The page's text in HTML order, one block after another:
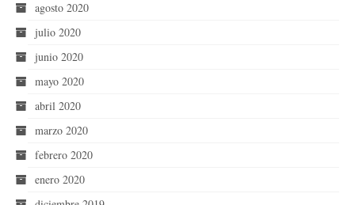
agosto 2020
julio 2020
junio 2020
mayo 2020
abril 2020
marzo 2020
febrero 2020
enero 2020